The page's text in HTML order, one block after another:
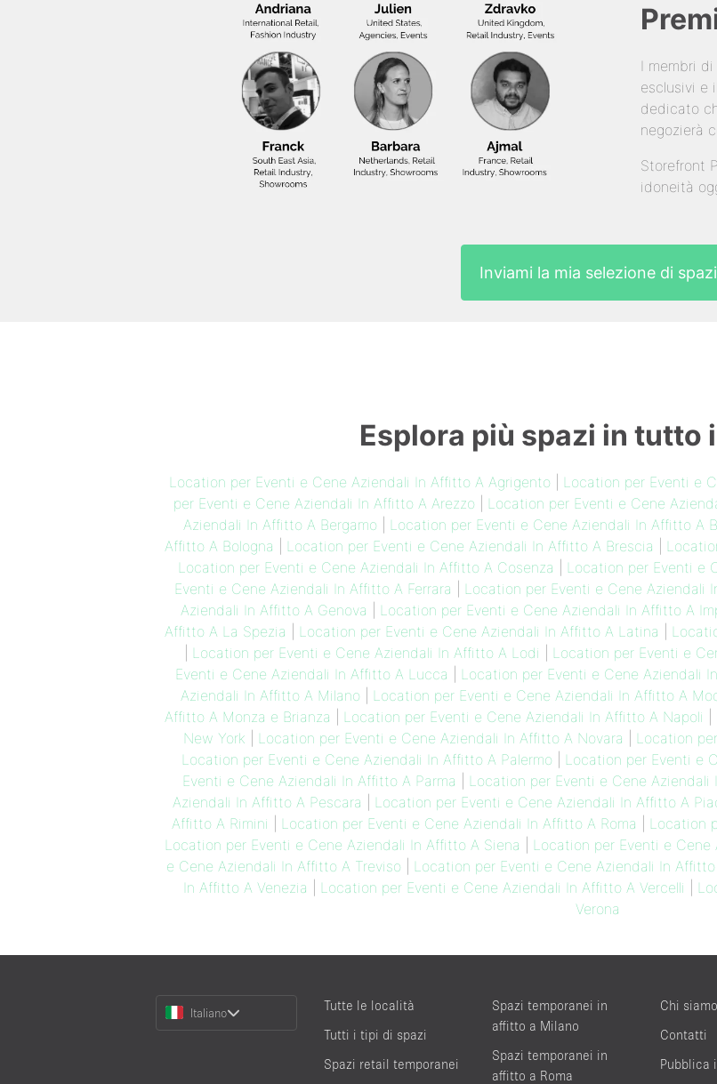
I membri
esclusivi e
dedicato
negozierà
Storefront
idoneità
Inviami la mia selezione di spazi
Esplora più spazi in tutto
Location per Eventi e Cene Aziendali In Affitto A Agrigento Location per Eventi e
per Eventi e Cene Aziendali In Affitto A Arezzo
Location per Eventi e Cene
Aziendali In Affitto A Bergamo
Location per Eventi e Cene Aziendali In Affitto A
Affitto A Bologna
Location per Eventi e Cene Aziendali In Affitto A Brescia
Location per Eventi e Cene Aziendali In Affitto A Cosenza
Location per Eventi e
Eventi e Cene Aziendali In Affitto A Ferrara
Location per Eventi e Cene Aziendali
Aziendali In Affitto A Genova
Location per Eventi e Cene Aziendali In Affitto A
Affitto A La Spezia
Location per Eventi e Cene Aziendali In Affitto A Latina
Location per Eventi e Cene Aziendali In Affitto A Lodi Location per Eventi e
Eventi e Cene Aziendali In Affitto A Lucca
Location per Eventi e Cene Aziendali
Aziendali In Affitto A Milano
Location per Eventi e Cene Aziendali In Affitto A
Affitto A Monza e Brianza
Location per Eventi e Cene Aziendali In Affitto A Napoli
New York
Location per Eventi e Cene Aziendali In Affitto A Novara Location
Location per Eventi e Cene Aziendali In Affitto A Palermo| Location per Eventi e
Eventi e Cene Aziendali In Affitto A Parma
Location per Eventi e Cene Aziendali
Aziendali In Affitto A Pescara
Location per Eventi e Cene Aziendali In Affitto A
Affitto A Rimini
Location per Eventi e Cene Aziendali In Affitto A Roma Location
Location per Eventi e Cene Aziendali In Affitto A Siena
Location per Eventi e
e Cene Aziendali In Affitto A Treviso| Location per Eventi e Cene Aziendali In Affitto
In Affitto A Venezia
Location per Eventi e Cene Aziendali In Affitto A Vercelli
Verona
Choose
Italiano
Tutte le località
Tutti i tipi di spazi
Spazi retail temporanei
Spazi temporanei in
affitto a Milano
Spazi temporanei in
affitto a Roma
Chi siamo
Contatti
Pubblica